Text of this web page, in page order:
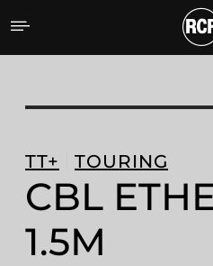
CBL
TT+ TOURING
CBL
1.5M